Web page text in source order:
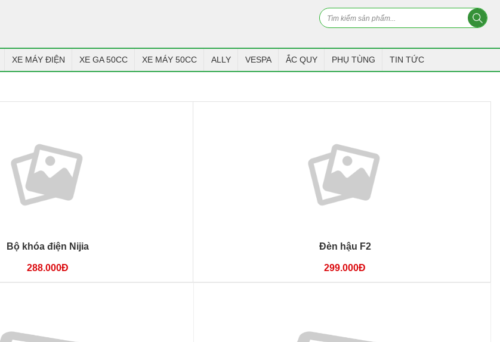
XE MÁY ĐIỆN XE GA 50CC XE MÁY 50CC ALLY VESPA ẮC QUY PHỤ TÙNG TIN TỨC
Bộ khóa điện Nijia
288.000Đ
Đèn hậu F2
299.000Đ